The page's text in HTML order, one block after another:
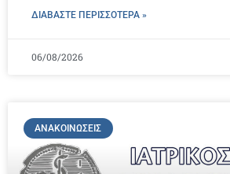
ΔΙΑΒΑΣΤΕ ΠΕΡΙΣΣΌΤΕΡΑ »
06/08/2026
ΑΝΑΚΟΙΝΏΣΕΙΣ